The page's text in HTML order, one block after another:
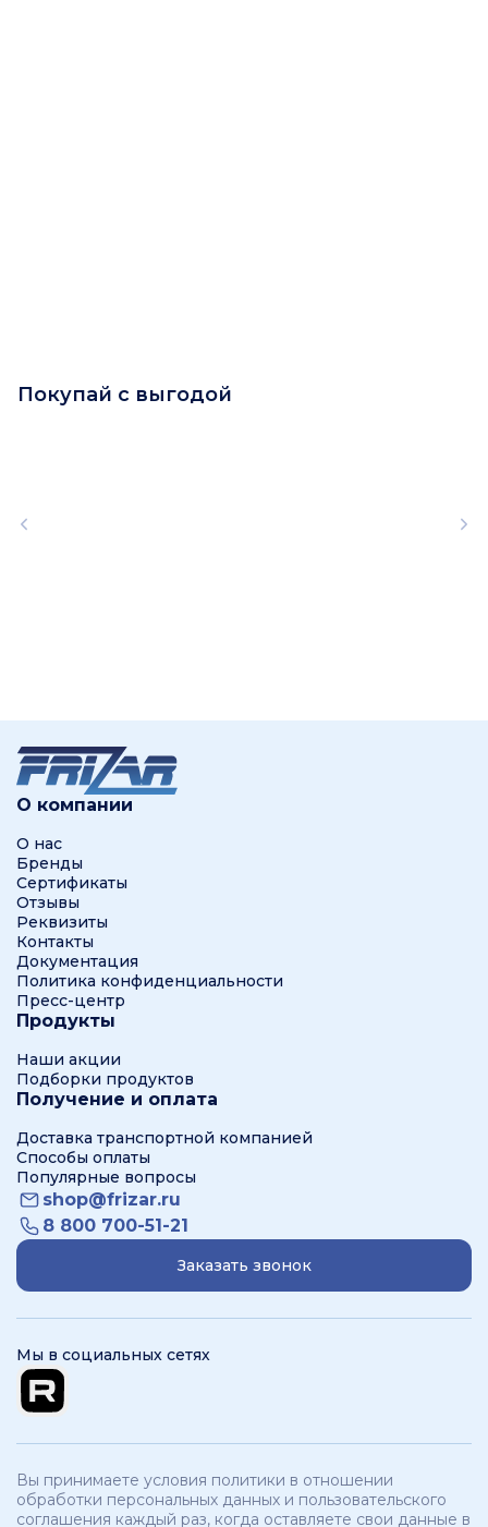
Покупай с выгодой
О компании
О нас
Бренды
Сертификаты
Отзывы
Реквизиты
Контакты
Документация
Политика конфиденциальности
Пресс-центр
Продукты
Наши акции
Подборки продуктов
Получение и оплата
Доставка транспортной компанией
Способы оплаты
Популярные вопросы
shop@frizar.ru
8 800 700-51-21
Заказать звонок
Мы в социальных сетях
Вы принимаете условия политики в отношении
обработки персональных данных и пользовательского
соглашения каждый раз, когда оставляете свои данные в